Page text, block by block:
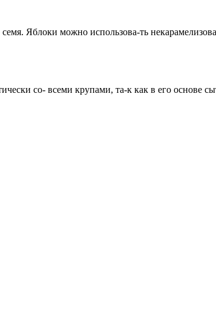
Яблоки можно использова-ть
со- всеми крупами, та-к как в его основе